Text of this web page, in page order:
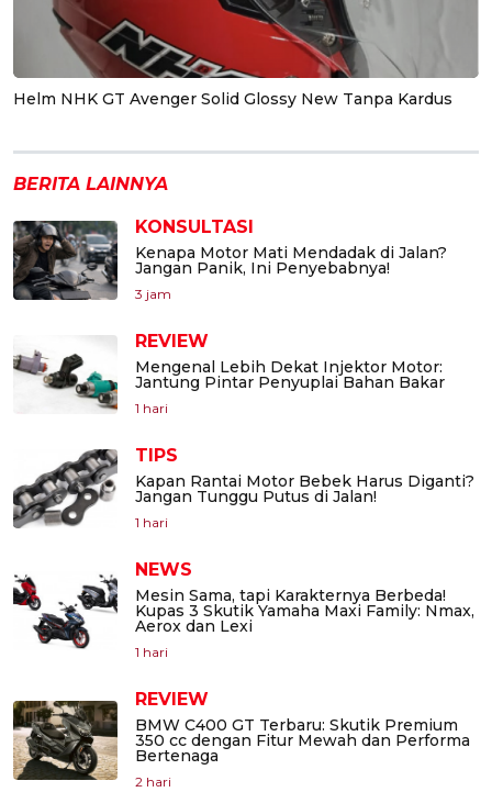
Helm NHK GT Avenger Solid Glossy New Tanpa Kardus
BERITA LAINNYA
KONSULTASI
Kenapa Motor Mati Mendadak di Jalan?
Jangan Panik, Ini Penyebabnya!
3 jam
REVIEW
Mengenal Lebih Dekat Injektor Motor:
Jantung Pintar Penyuplai Bahan Bakar
1 hari
TIPS
Kapan Rantai Motor Bebek Harus Diganti?
Jangan Tunggu Putus di Jalan!
1 hari
NEWS
Mesin Sama, tapi Karakternya Berbeda!
Kupas 3 Skutik Yamaha Maxi Family: Nmax,
Aerox dan Lexi
1 hari
REVIEW
BMW C400 GT Terbaru: Skutik Premium
350 cc dengan Fitur Mewah dan Performa
Bertenaga
2 hari